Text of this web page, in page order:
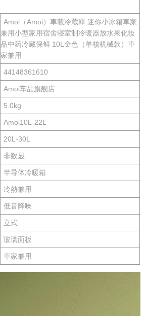
Amoi（Amoi）車載冷蔵庫 迷你小冰箱車家
兼用小型家用宿舍寝室制冷暖器放水果化妆
品中药冷藏保鲜 10L金色（单核机械款）車
家兼用
44148361610
Amoi车品旗舰店
5.0kg
Amoi10L-22L
20L-30L
非数显
半导体冷暖箱
冷熱兼用
低音降噪
立式
玻璃面板
車家兼用